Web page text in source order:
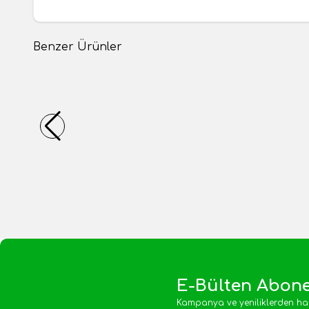
Benzer Ürünler
1 Adet
E-Bülten
Kampanya ve yeniliklerden